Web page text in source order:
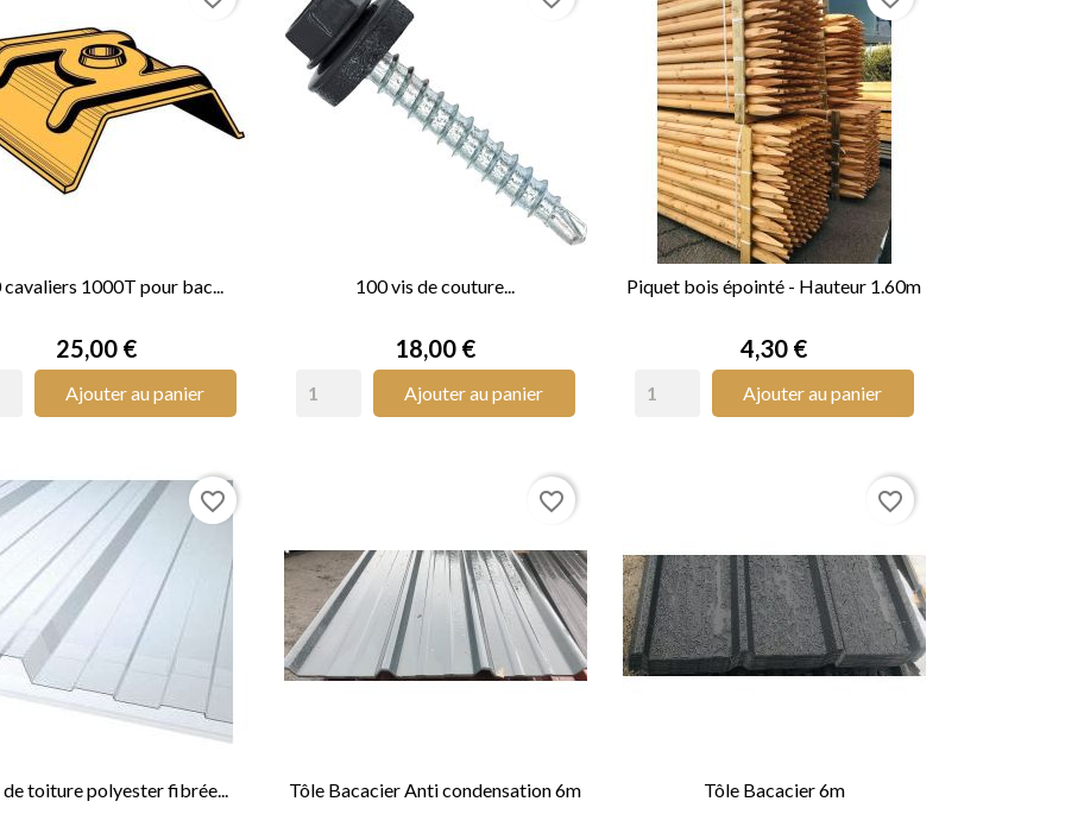
cavaliers 1000T pour bac...
Prix
25,00 €
Ajouter au panier
100 vis de couture...
Prix
18,00 €
Ajouter au panier
Piquet bois épointé - Hauteur 1.60m
Prix
4,30 €
Ajouter au panier
de toiture polyester fibrée...
favorite_border
Tôle Bacacier Anti condensation 6m
favorite_border
Tôle Bacacier 6m
favorite_border